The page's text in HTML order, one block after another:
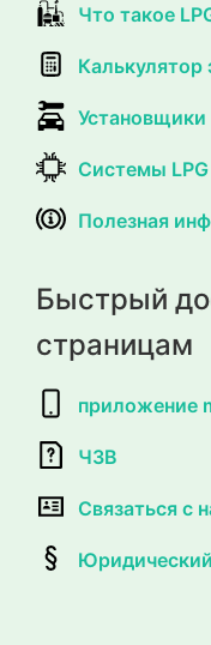
Что такое
Калькулятор
Установщики
Системы LPG
Полезная
Быстрый
страницам
приложение
ЧЗВ
Связаться с
Юридический